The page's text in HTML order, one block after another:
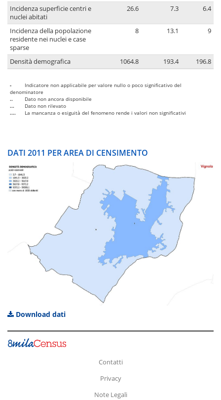
Incidenza superficie centri e
nuclei abitati
26.6 7.3 6.4
Incidenza della popolazione
residente nei nuclei e case
sparse
8 13.1 9
Densità demografica 1064.8 193.4 196.8
-
Indicatore non applicabile per valore nullo o poco significativo del
denominatore
..
Dato non ancora disponibile
...
Dato non rilevato
....
La mancanza o esiguità del fenomeno rende i valori non significativi
DATI 2011 PER AREA DI CENSIMENTO
Download dati
Contatti
Privacy
Note Legali